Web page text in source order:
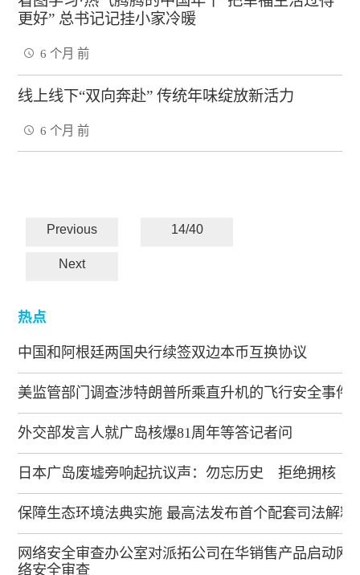
更好” 总书记记挂小家冷暖
6 个月 前
线上线下“双向奔赴” 传统年味绽放新活力
6 个月 前
Previous 14/40
Next
热点
中国和阿根廷两国央行续签双边本币互换协议
美监管部门调查涉特朗普所乘直升机的飞行安全事件
外交部发言人就广岛核爆81周年等答记者问
日本广岛废墟旁响起抗议声：勿忘历史 拒绝拥核
保障生态环境法典实施 最高法发布首个配套司法解释
网络安全审查办公室对派拓公司在华销售产品启动网
络安全审查